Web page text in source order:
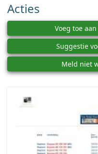
Acties
Voeg toe
Suggestie
Meld niet